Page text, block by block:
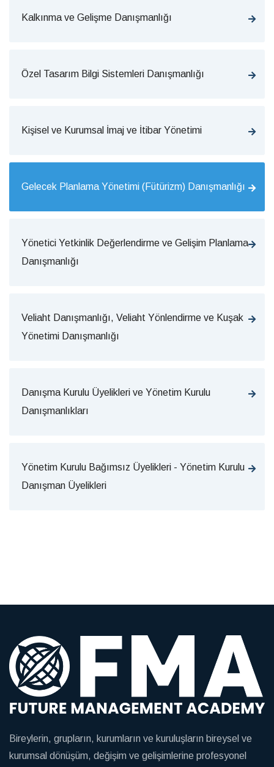
Kalkınma ve Gelişme Danışmanlığı
Özel Tasarım Bilgi Sistemleri Danışmanlığı
Kişisel ve Kurumsal İmaj ve İtibar Yönetimi
Gelecek Planlama Yönetimi (Fütürizm) Danışmanlığı
Yönetici Yetkinlik Değerlendirme ve Gelişim Planlama
Danışmanlığı
Veliaht Danışmanlığı, Veliaht Yönlendirme ve Kuşak
Yönetimi Danışmanlığı
Danışma Kurulu Üyelikleri ve Yönetim Kurulu
Danışmanlıkları
Yönetim Kurulu Bağımsız Üyelikleri - Yönetim Kurulu
Danışman Üyelikleri
Bireylerin, grupların, kurumların ve kuruluşların bireysel ve
kurumsal dönüşüm, değişim ve gelişimlerine profesyonel